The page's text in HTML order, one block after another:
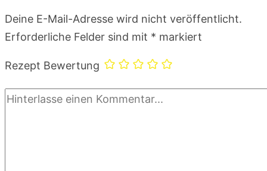
Deine E-Mail-Adresse wird nicht veröffentlicht.
Erforderliche Felder sind mit * markiert
Rezept Bewertung